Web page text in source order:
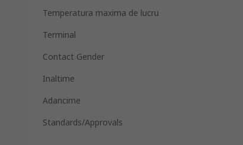
Temperatura maxima de lucru
Terminal
Contact Gender
Inaltime
Adancime
Standards/Approvals